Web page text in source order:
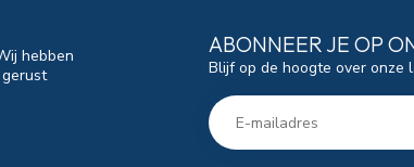
hebben
ABONNEER JE OP
Blijf op de hoogte over onze